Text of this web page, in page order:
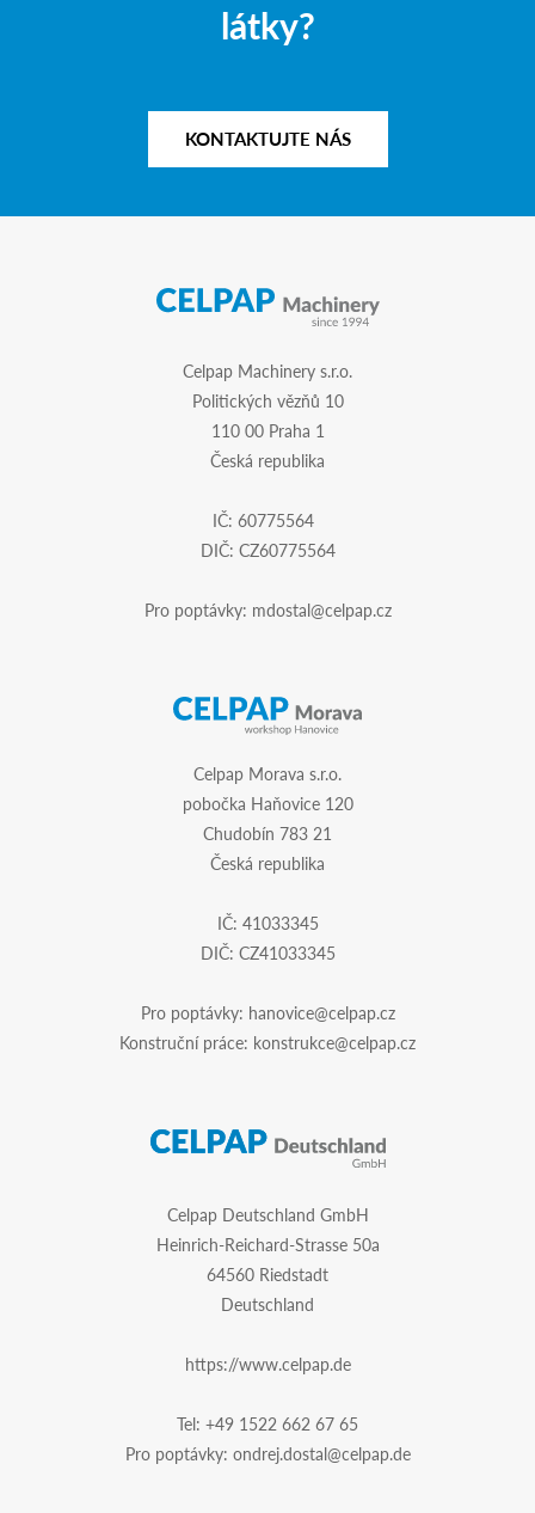
látky?
KONTAKTUJTE NÁS
Celpap Machinery s.r.o.
Politických vězňů 10
110 00 Praha 1
Česká republika
IČ: 60775564
DIČ: CZ60775564
Pro poptávky: mdostal@celpap.cz
Celpap Morava s.r.o.
pobočka Haňovice 120
Chudobín 783 21
Česká republika
IČ: 41033345
DIČ: CZ41033345
Pro poptávky: hanovice@celpap.cz
Konstruční práce: konstrukce@celpap.cz
Celpap Deutschland GmbH
Heinrich-Reichard-Strasse 50a
64560 Riedstadt
Deutschland
https://www.celpap.de
Tel: +49 1522 662 67 65
Pro poptávky: ondrej.dostal@celpap.de